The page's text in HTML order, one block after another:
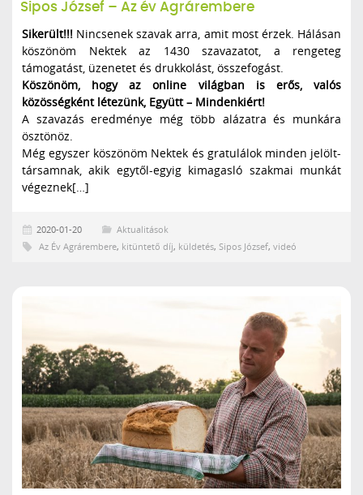
Sipos József – Az év Agrárembere
Sikerült!!! Nincsenek szavak arra, amit most érzek. Hálásan
köszönöm Nektek az 1430 szavazatot, a rengeteg
támogatást, üzenetet és drukkolást, összefogást.
Köszönöm, hogy az online világban is erős, valós
közösségként létezünk, Együtt – Mindenkiért!
A szavazás eredménye még több alázatra és munkára
ösztönöz.
Még egyszer köszönöm Nektek és gratulálok minden jelölt-
társamnak, akik egytől-egyig kimagasló szakmai munkát
végeznek[…]
2020-01-20
Aktualitások
Az Év Agrárembere, kitüntető díj, küldetés,Sipos József,videó